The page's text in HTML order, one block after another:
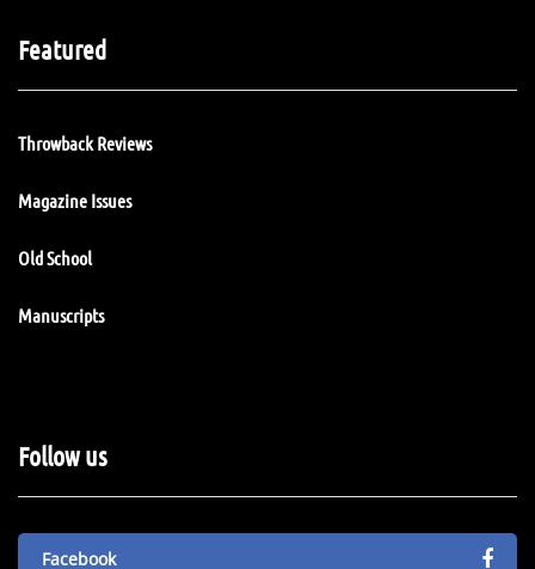
Featured
Throwback Reviews
Magazine Issues
Old School
Manuscripts
Follow us
Facebook